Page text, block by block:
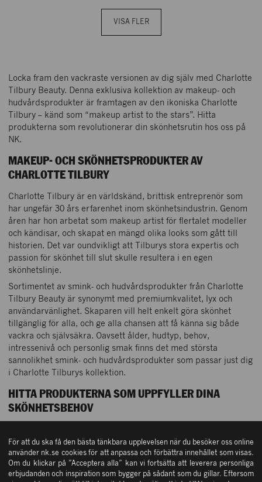
VISA FLER
Locka fram den vackraste versionen av dig själv med Charlotte
Tilbury Beauty. Denna exklusiva kollektion av makeup- och
hudvårdsprodukter är framtagen av den ikoniska Charlotte
Tilbury – känd som “makeup artist to the stars”. Hitta
produkterna som revolutionerar din skönhetsrutin hos oss på
NK.
MAKEUP- OCH SKÖNHETSPRODUKTER AV
CHARLOTTE TILBURY
Charlotte Tilbury är en världskänd, brittisk entreprenör som
har ungefär 30 års erfarenhet inom skönhetsindustrin. Genom
åren har hon arbetat som makeup artist för flertalet modeller
och kändisar, och skapat en mängd olika looks som gått till
historien. Det var oundvikligt att Tilburys stora expertis och
passion för skönhet till slut skulle resultera i en egen
skönhetslinje.
Sortimentet av smink- och hudvårdsprodukter från Charlotte
Tilbury Beauty är synonymt med premiumkvalitet, lyx och
användarvänlighet. Skaparen vill helt enkelt göra skönhet
tillgänglig för alla, och ge alla chansen att få känna sig både
vackra och självsäkra. Oavsett ålder, hudtyp, behov,
intressenivå och personlig smak finns det med största
sannolikhet smink- och hudvårdsprodukter som passar just dig
i Charlotte Tilburys kollektion.
HITTA PRODUKTERNA SOM UPPFYLLER DINA
SKÖNHETSBEHOV
Charlotte Tilbury som uppfyller alla möjliga skönhetsbehov.
För dig som strävar efter att uppnå en felfri bas erbjuder vi till
exempel ett omfattande sortiment av foundations, concealers
och primers. Produkter som dessa döljer ojämnheter på ett
För att du ska få den bästa tänkbara upplevelsen när du besöker oss online
använder nk.se cookies för att anpassa och förbättra innehållet som visas.
Om du klickar på ”Acceptera alla” kan vi fortsätta att leverera personliga
erbjudanden och inspiration som bygger på sådant som du gillar. Eftersom